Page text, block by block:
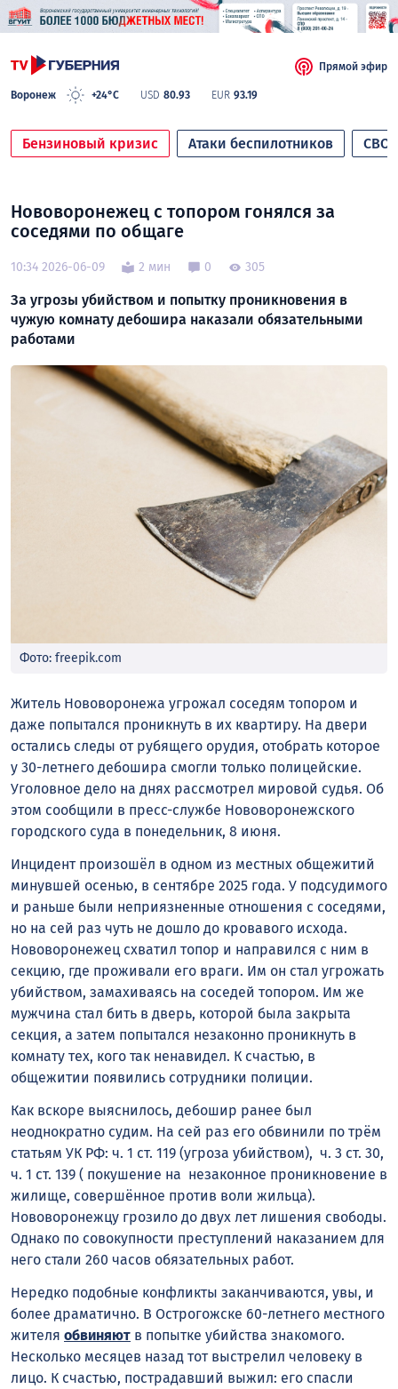
Воронеж +24°C USD 80.93 EUR 93.19
Прямой эфир
Бензиновый кризис Атаки беспилотников СВО
Нововоронежец с топором гонялся за
соседями по общаге
10:34 2026-06-09 2 мин 0 305
За угрозы убийством и попытку проникновения в
чужую комнату дебошира наказали обязательными
работами
Фото: freepik.com
Житель Нововоронежа угрожал соседям топором и
даже попытался проникнуть в их квартиру. На двери
остались следы от рубящего орудия, отобрать которое
у 30-летнего дебошира смогли только полицейские.
Уголовное дело на днях рассмотрел мировой судья. Об
этом сообщили в пресс-службе Нововоронежского
городского суда в понедельник, 8 июня.
Инцидент произошёл в одном из местных общежитий
минувшей осенью, в сентябре 2025 года. У подсудимого
и раньше были неприязненные отношения с соседями,
но на сей раз чуть не дошло до кровавого исхода.
Нововоронежец схватил топор и направился с ним в
секцию, где проживали его враги. Им он стал угрожать
убийством, замахиваясь на соседей топором. Им же
мужчина стал бить в дверь, которой была закрыта
секция, а затем попытался незаконно проникнуть в
комнату тех, кого так ненавидел. К счастью, в
общежитии появились сотрудники полиции.
Как вскоре выяснилось, дебошир ранее был
неоднократно судим. На сей раз его обвинили по трём
статьям УК РФ: ч. 1 ст. 119 (угроза убийством), ч. 3 ст. 30,
ч. 1 ст. 139 ( покушение на незаконное проникновение в
жилище, совершённое против воли жильца).
Нововоронежцу грозило до двух лет лишения свободы.
Однако по совокупности преступлений наказанием для
него стали 260 часов обязательных работ.
Нередко подобные конфликты заканчиваются, увы, и
более драматично. В Острогожске 60-летнего местного
жителя обвиняют в попытке убийства знакомого.
Несколько месяцев назад тот выстрелил человеку в
лицо. К счастью, пострадавший выжил: его спасли